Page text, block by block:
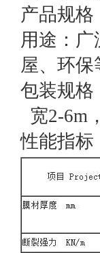
产品规格
用途：
屋、环
包装规格
宽2-6m
性能指标